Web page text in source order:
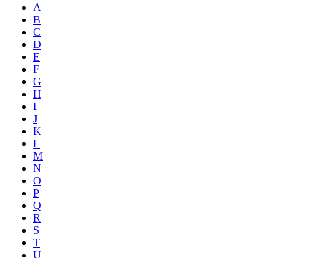
A
B
C
D
E
F
G
H
I
J
K
L
M
N
O
P
Q
R
S
T
U